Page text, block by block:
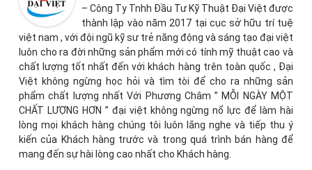
– Công Ty Tnhh Đầu Tư Kỹ Thuật Đại Việt được
thành lập vào năm 2017 tại cục sở hữu trí tuệ
việt nam , với đội ngũ kỹ sư trẻ năng động và sáng tạo đại việt
luôn cho ra đời những sản phẩm mới có tính mỹ thuật cao và
chất lượng tốt nhất đến với khách hàng trên toàn quốc , Đại
Việt không ngừng học hỏi và tìm tòi để cho ra những sản
phẩm chất lượng nhất Với Phương Châm ” MỖI NGÀY MỘT
CHẤT LƯỢNG HƠN ” đại việt không ngừng nổ lực để làm hài
lòng mọi khách hàng chúng tôi luôn lắng nghe và tiếp thu ý
kiến của Khách hàng trước và trong quá trình bán hàng để
mang đến sự hài lòng cao nhất cho Khách hàng.